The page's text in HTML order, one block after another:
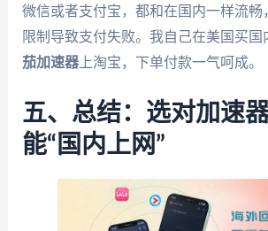
微信或者支付宝，都和在国内一样流畅
限制导致支付失败。我自己在美国买国
茄加速器上淘宝，下单付款一气呵成。
五、总结：选对加速
能“国内上网”